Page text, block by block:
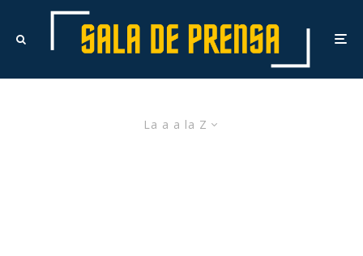
La a a la Z